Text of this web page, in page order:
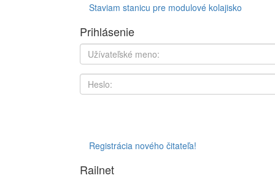
Staviam stanicu pre modulové kolajisko
Prihlásenie
Registrácia nového čitateľa!
Railnet